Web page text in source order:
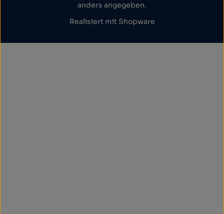
anders angegeben.
Realisiert mit Shopware